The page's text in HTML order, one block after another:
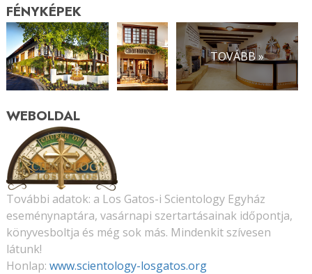
FÉNYKÉPEK
TOVÁBB »
WEBOLDAL
További adatok: a Los Gatos-i Scientology Egyház
eseménynaptára, vasárnapi szertartásainak időpontja,
könyvesboltja és még sok más. Mindenkit szívesen
látunk!
Honlap: www.scientology-losgatos.org